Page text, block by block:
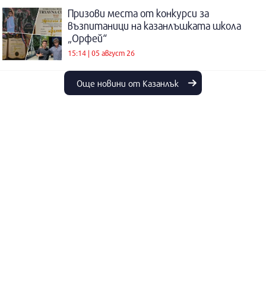
Призови места от конкурси за
възпитаници на казанлъшката школа
„Орфей“
15:14 | 05 август 26
Още новини от Казанлък